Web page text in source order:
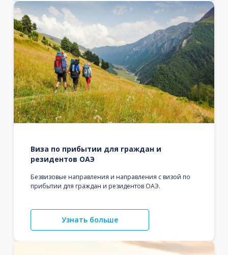
Виза по прибытии для граждан и
резидентов ОАЭ
Безвизовые направления и направления с визой по
прибытии для граждан и резидентов ОАЭ.
Узнать больше